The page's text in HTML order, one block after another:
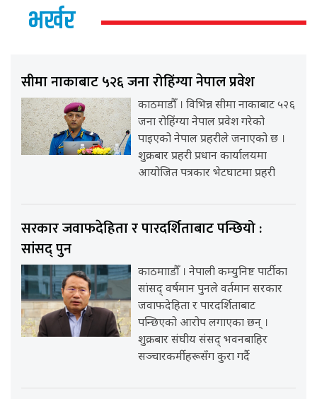
भर्खर
सीमा नाकाबाट ५२६ जना रोहिंग्या नेपाल प्रवेश
काठमाडौँ । विभिन्न सीमा नाकाबाट ५२६
जना रोहिंग्या नेपाल प्रवेश गरेको
पाइएको नेपाल प्रहरीले जनाएको छ ।
शुक्रबार प्रहरी प्रधान कार्यालयमा
आयोजित पत्रकार भेटघाटमा प्रहरी
सरकार जवाफदेहिता र पारदर्शिताबाट पन्छियो :
सांसद् पुन
काठमााडौँ । नेपाली कम्युनिष्ट पार्टीका
सांसद् वर्षमान पुनले वर्तमान सरकार
जवाफदेहिता र पारदर्शिताबाट
पन्छिएको आरोप लगाएका छन् ।
शुक्रबार संघीय संसद् भवनबाहिर
सञ्चारकर्मीहरूसँग कुरा गर्दै